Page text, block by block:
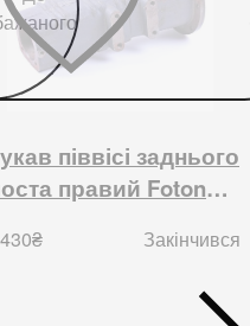
піввісі заднього
правий Foton
₴ Закінчився